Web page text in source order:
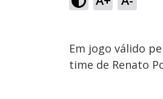
Em jogo válido
time de Renato